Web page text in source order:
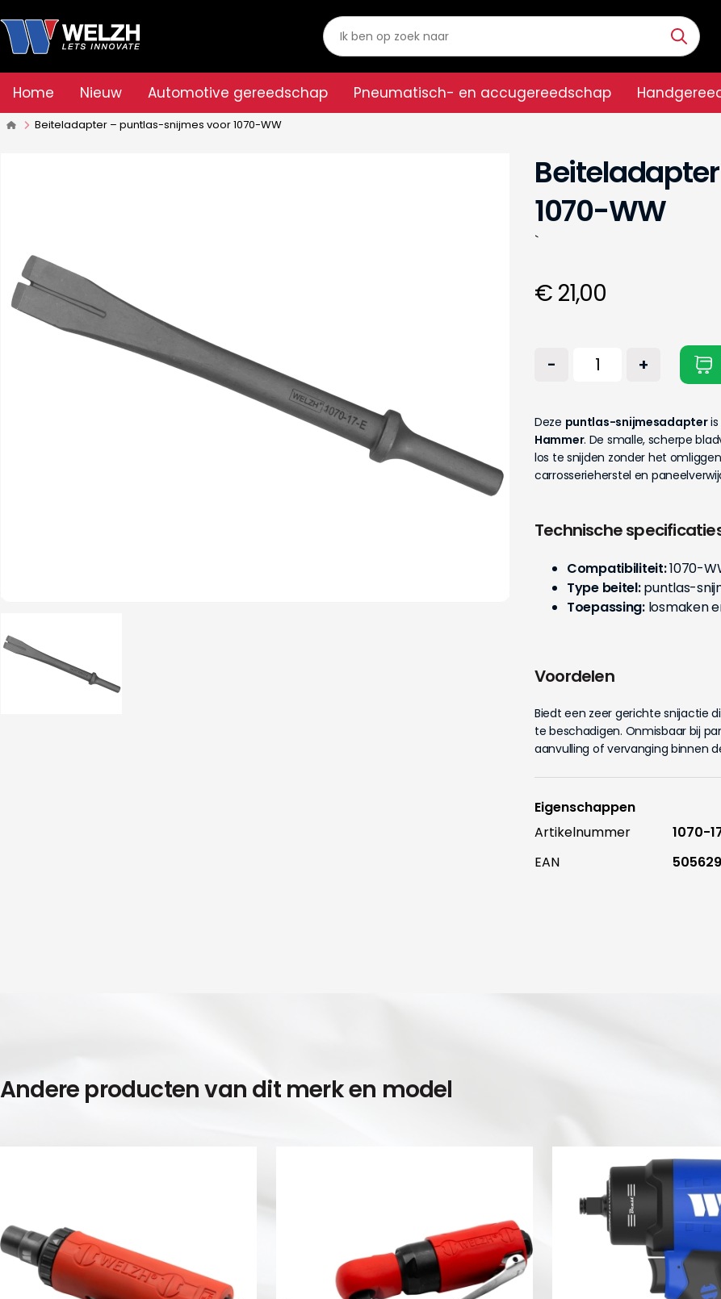
Home Nieuw Automotive gereedschap Pneumatisch- en accugereedschap
Beiteladapter – puntlas-snijmes voor 1070-WW
1070-WW
`
€ 21,00
- +
Deze puntlas-snijmesadapteris
Hammer. De smalle, scherpe
los te snijden zonder het
carrosserieherstel en
Technische
Compatibiliteit:1070-
Type beitel:puntlas-
Toepassing:losmaken
Voordelen
Biedt een zeer gerichte snijactie
te beschadigen. Onmisbaar bij
aanvulling of vervanging binnen
Eigenschappen
Artikelnummer
1070-
EAN
Andere producten van dit merk en model